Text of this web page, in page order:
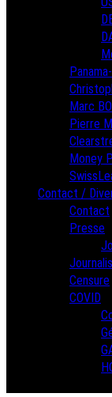
Marc
Pierre
Money
Contact /
Contact
Presse
Censure
COVID